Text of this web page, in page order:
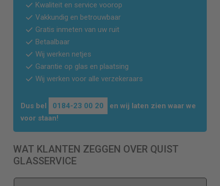
Kwaliteit en service voorop
Vakkundig en betrouwbaar
Gratis inmeten van uw ruit
Betaalbaar
Wij werken netjes
Garantie op glas en plaatsing
Wij werken voor alle verzekeraars
Dus bel 0184-23 00 20
en wij laten zien waar we
voor staan!
WAT KLANTEN ZEGGEN OVER QUIST
GLASSERVICE